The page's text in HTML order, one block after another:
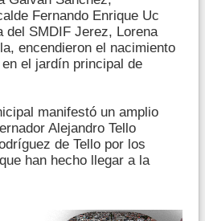
Fernando Enrique Uc
del SMDIF Jerez, Lorena
encendieron el nacimiento
el jardín principal de
manifestó un amplio
Alejandro Tello
de Tello por los
han hecho llegar a la